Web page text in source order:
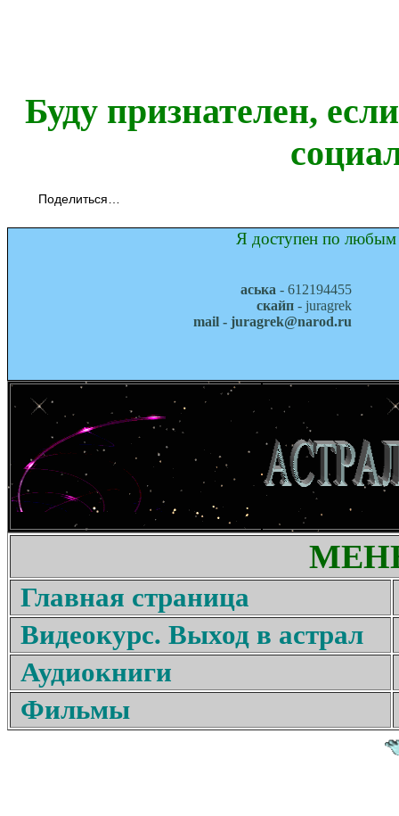
Буду признателен,
Поделиться…
Я доступен по любым
аська - 612194455
скайп - juragrek
mail - juragrek@narod.ru
Главная страница
Видеокурс. Выход в астрал
Аудиокниги
Фильмы